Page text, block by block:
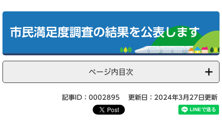
市民満足度調査の結果を公表します
ページ内目次
記事ID：0002895 更新日：2024年3月27日更新